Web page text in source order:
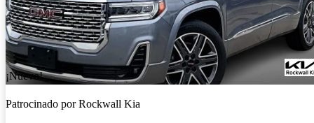
¡Nuevo!
Patrocinado porRockwall Kia